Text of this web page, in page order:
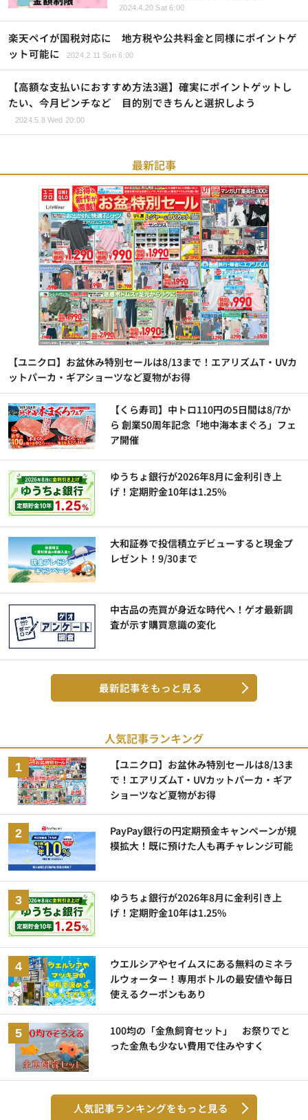
2024.4.20 Sat 6:00
楽天ペイが国税対応に 地方税や公共料金と同様にポイントゲ
ット可能に
2024.2.11 Sun 6:00
【高額な支払いにおすすめ方法3選】確実にポイントゲットし
たい、今月ピンチなど 目的別できちんと選択しよう
2024.5.8 Wed 20:00
最新記事
【ユニクロ】お盆休み特別セールは8/13まで！エアリズムT・UVカ
ットパーカ・ギアショーツなど夏物がお得
【くら寿司】中トロ110円の5日間は8/7か
ら 創業50周年記念「地中海本まぐろ」フェ
ア開催
ゆうちょ銀行が2026年8月に金利引き上
げ！定期貯金10年は1.25%
大和証券で投信積立デビューすると現金プ
レゼント！9/30まで
中古品の売買が身近な時代へ！ゲオ最新調
査が示す購買意識の変化
最新記事をもっと見る
人気記事ランキング
【ユニクロ】お盆休み特別セールは8/13ま
で！エアリズムT・UVカットパーカ・ギア
ショーツなど夏物がお得
PayPay銀行の円定期預金キャンペーンが規
模拡大！既に預けた人も再チャレンジ可能
ゆうちょ銀行が2026年8月に金利引き上
げ！定期貯金10年は1.25%
ウエルシアやセイムスにある無料のミネラ
ルウォーター！専用ボトルの最安値や毎日
使えるクーポンもあり
100均の「金魚飼育セット」 お祭りでと
った金魚も少ない費用で住みやすく
人気記事ランキングをもっと見る